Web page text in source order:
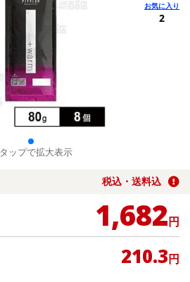
タップで拡大表示
2
税込・送料込
1,682円
210.3円